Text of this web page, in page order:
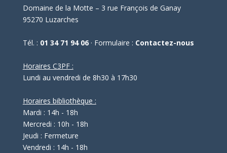
Domaine de la Motte – 3 rue François de Ganay
95270 Luzarches
Tél. : 01 34 71 94 06· Formulaire : Contactez-nous
Horaires C3PF :
Lundi au vendredi de 8h30 à 17h30
Horaires bibliothèque :
Mardi : 14h - 18h
Mercredi : 10h - 18h
Jeudi : Fermeture
Vendredi : 14h - 18h